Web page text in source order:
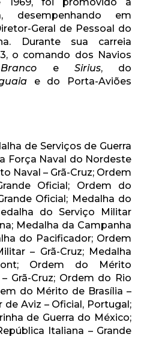
desempenhando em
Geral de Pessoal do
Durante sua carreia
o comando dos Navios
e Sirius, do
e do Porta-Aviões
de Serviços de Guerra
Força Naval do Nordeste
Naval – Grã-Cruz; Ordem
Oficial; Ordem do
Oficial; Medalha do
do Serviço Militar
Medalha da Campanha
do Pacificador; Ordem
– Grã-Cruz; Medalha
Ordem do Mérito
Grã-Cruz; Ordem do Rio
do Mérito de Brasília –
de Aviz – Oficial, Portugal;
de Guerra do México;
Italiana – Grande